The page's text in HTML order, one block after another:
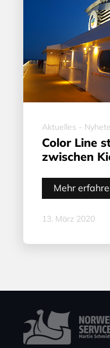
Aktuelles -
Color Line
zwischen
Mehr
13. März 2020